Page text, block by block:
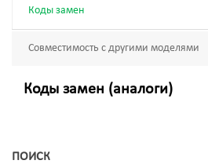
Коды замен
Совместимость с другими моделями
Коды замен (аналоги)
ПОИСК